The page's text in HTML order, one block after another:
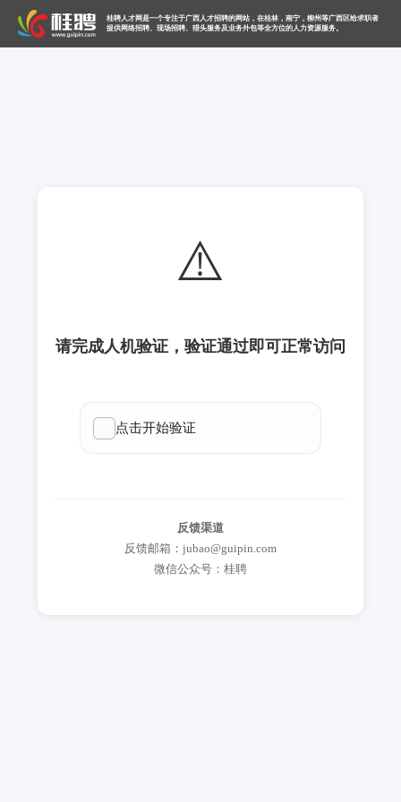
桂聘人才网是一个专注于广西人才招聘的网站，在桂林，南宁，柳州等广西区给求职者
提供网络招聘、现场招聘、猎头服务及业务外包等全方位的人力资源服务。
⚠️
请完成人机验证，验证通过即可正常访问
反馈渠道
反馈邮箱：jubao@guipin.com
微信公众号：桂聘